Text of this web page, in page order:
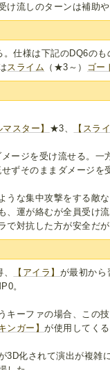
け流しのターンは補助や
仕様は下記のDQ6のも
スライム （★3～） ゴー
マスター】 ★3、 【スラ
ージを受け流せる。一
ずそのままダメージを
うな集中攻撃をする敵
も、運が絡むが全員受け
で対抗した方が安全だ
【アイラ】 が最初から
。
キーファの場合、この技
ンガー】が使用してくる
3D化されて演出が複